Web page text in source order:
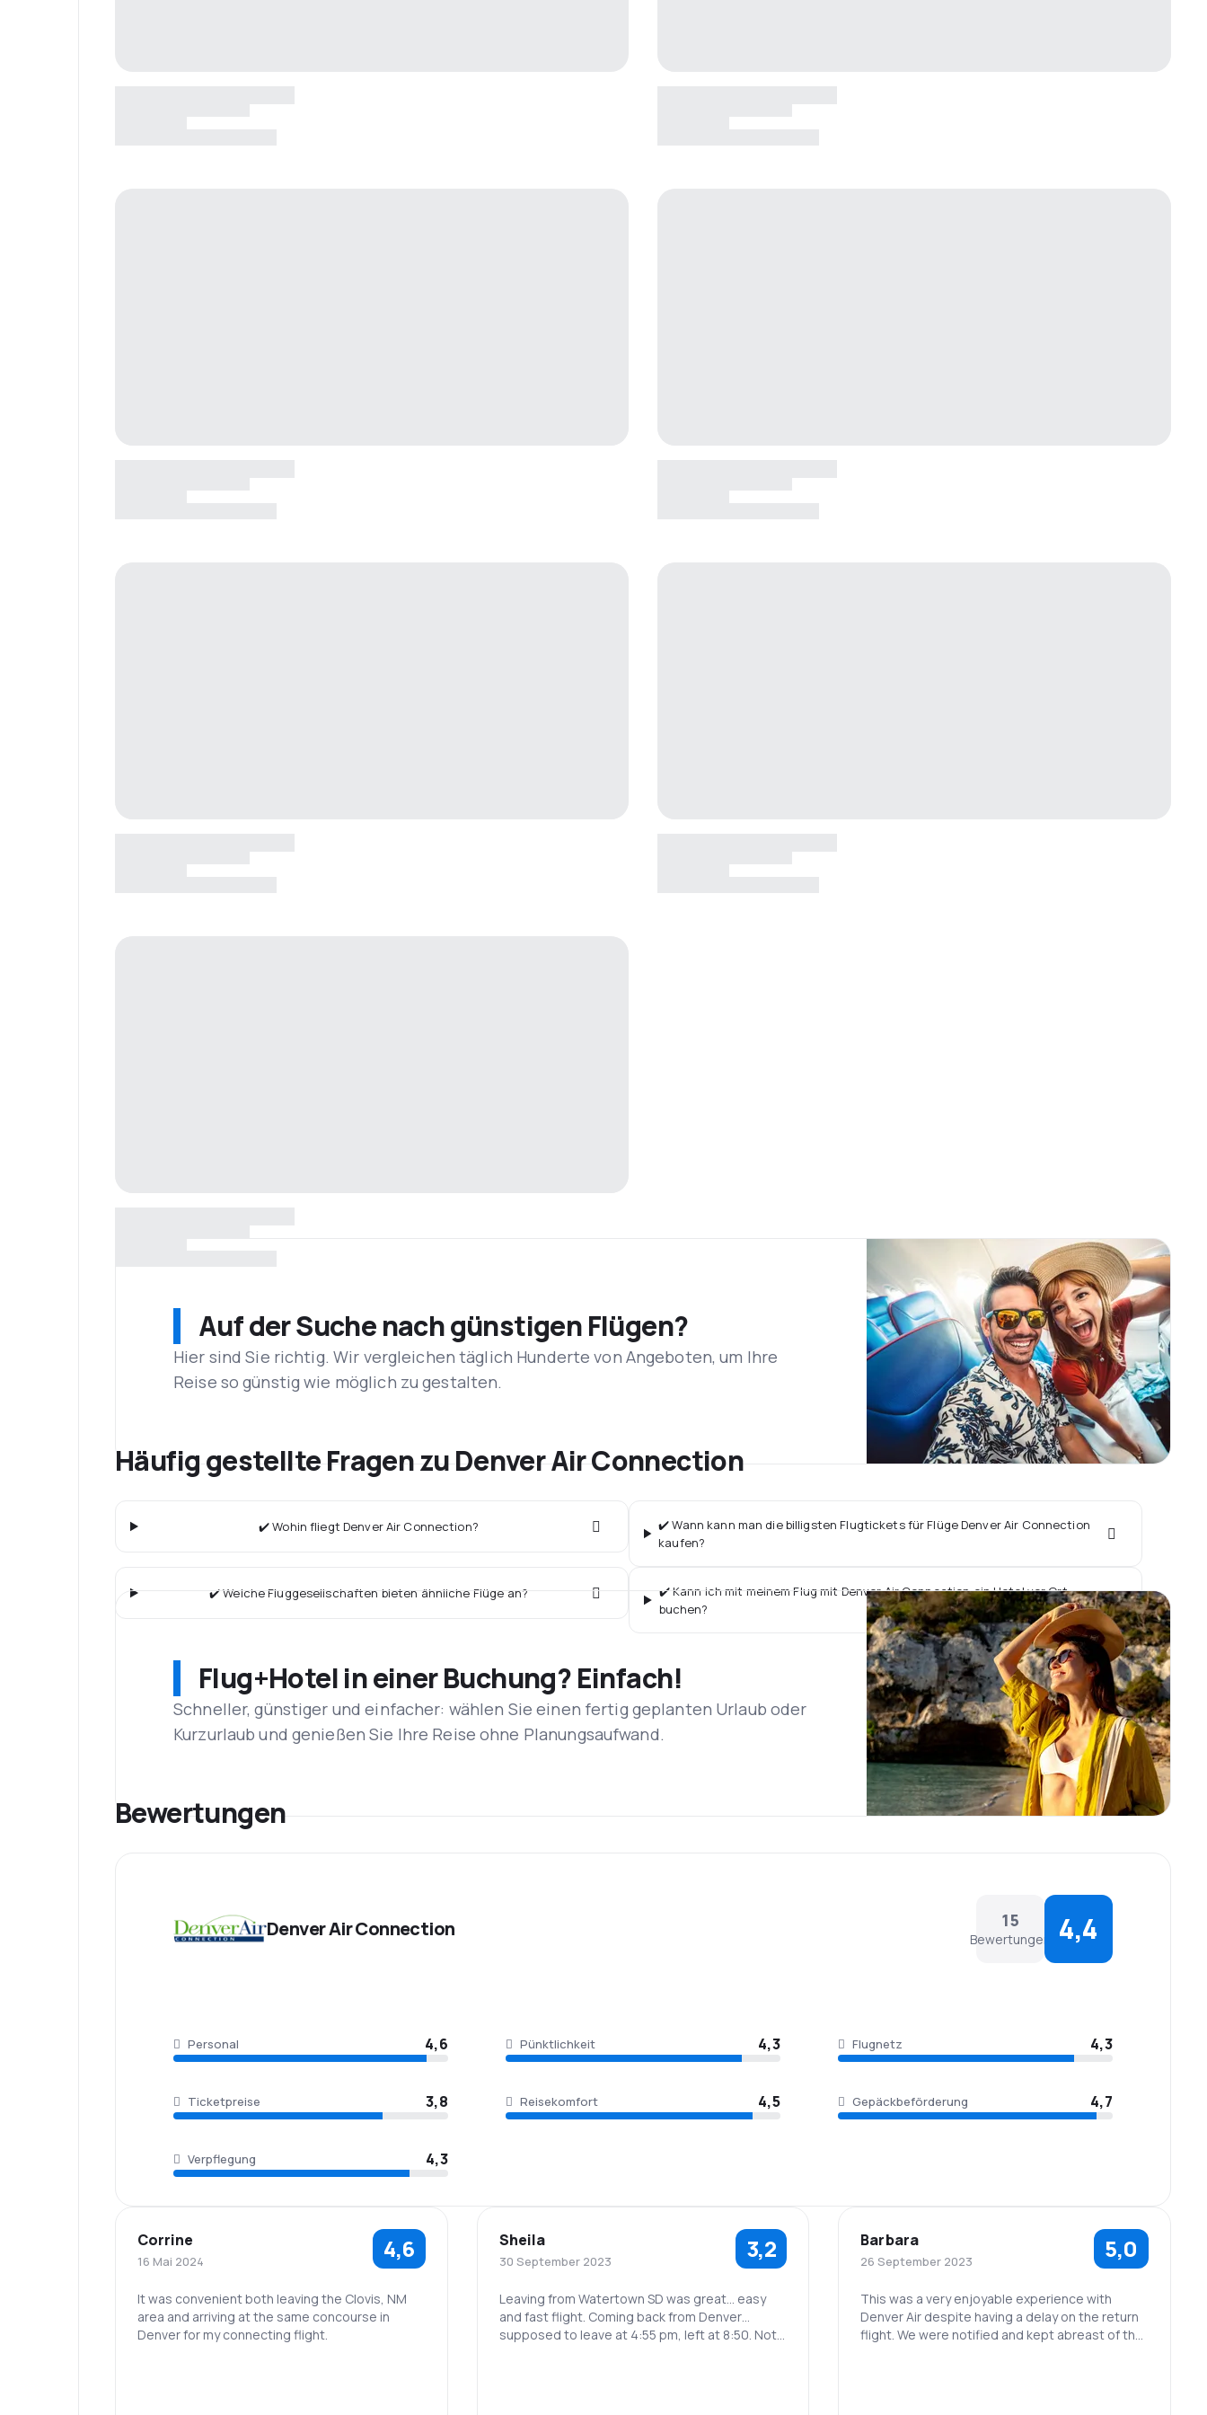
Auf der Suche nach günstigen Flügen?
Hier sind Sie richtig. Wir vergleichen täglich Hunderte von Angeboten, um Ihre
Reise so günstig wie möglich zu gestalten.
Häufig gestellte Fragen zu Denver Air Connection
✔️ Wohin fliegt Denver Air Connection?
✔️ Wann kann man die billigsten Flugtickets für Flüge Denver Air Connection
kaufen?
✔️ Welche Fluggesellschaften bieten ähnliche Flüge an?
✔️ Kann ich mit meinem Flug mit Denver Air Connection ein Hotel vor Ort
buchen?
Flug+Hotel in einer Buchung? Einfach!
Schneller, günstiger und einfacher: wählen Sie einen fertig geplanten Urlaub oder
Kurzurlaub und genießen Sie Ihre Reise ohne Planungsaufwand.
Bewertungen
Denver Air Connection 15
Bewertungen 4,4
Personal 4,6 Pünktlichkeit 4,3 Flugnetz 4,3
Ticketpreise 3,8 Reisekomfort 4,5 Gepäckbeförderung 4,7
Verpflegung 4,3
Corrine
16 Mai 2024 4,6
It was convenient both leaving the Clovis, NM
area and arriving at the same concourse in
Denver for my connecting flight.
Sheila
30 September 2023 3,2
Leaving from Watertown SD was great… easy
and fast flight. Coming back from Denver…
supposed to leave at 4:55 pm, left at 8:50. Not
Barbara
26 September 2023 5,0
This was a very enjoyable experience with
Denver Air despite having a delay on the return
flight. We were notified and kept abreast of the